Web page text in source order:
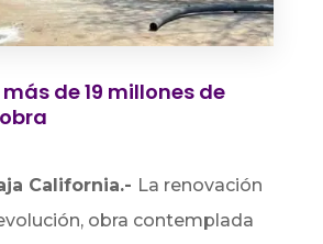
de 19 millones de
California.- La renovación
obra contemplada